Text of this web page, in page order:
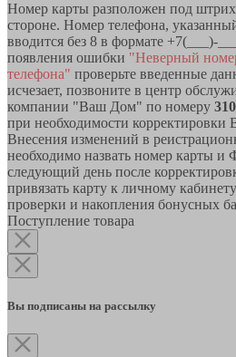
Номер карты разположен под
стороне. Номер телефона,
вводится без 8 в формате +7(___)-
появления ошибки "Неверный
телефона" проверьте введенные
исчезает, позвоните в центр
компании "Ваш Дом" по номеру
при необходимости
Внесения изменений в
необходимо назвать номер карты
следующий день после
привязать карту к личному
проверки и накопления бонусных
Поступление товара
Вы подписаны на рассылку